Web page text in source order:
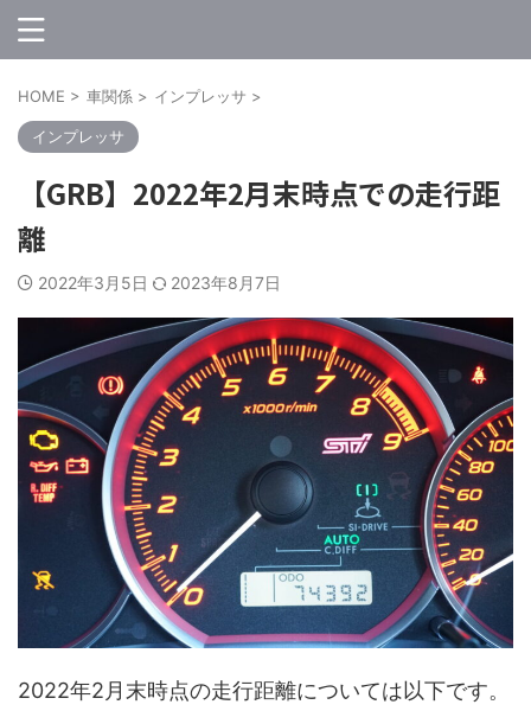
HOME > 車関係 > インプレッサ >
インプレッサ
【GRB】2022年2月末時点での走行距
離
2022年3月5日 2023年8月7日
2022年2月末時点の走行距離については以下です。